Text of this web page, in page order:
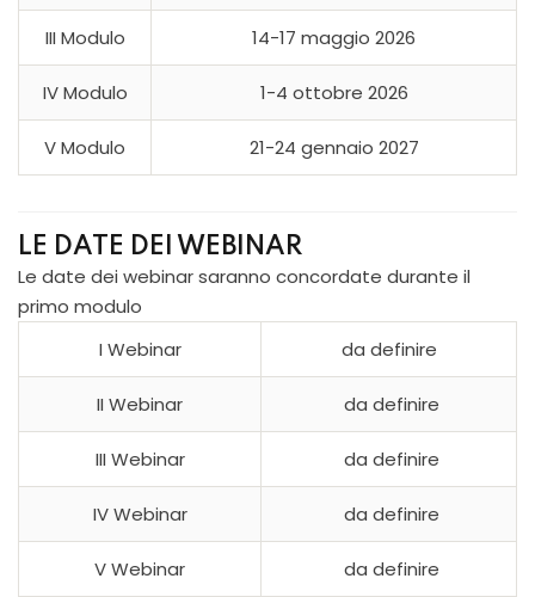
III Modulo 14-17 maggio 2026
IV Modulo 1-4 ottobre 2026
V Modulo 21-24 gennaio 2027
LE DATE DEI WEBINAR
Le date dei webinar saranno concordate durante il
primo modulo
I Webinar
da definire
II Webinar da definire
III Webinar da definire
IV Webinar da definire
V Webinar da definire